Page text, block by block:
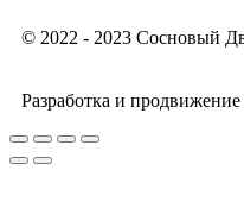
© 2022 - 2023 Сосновый
Разработка и